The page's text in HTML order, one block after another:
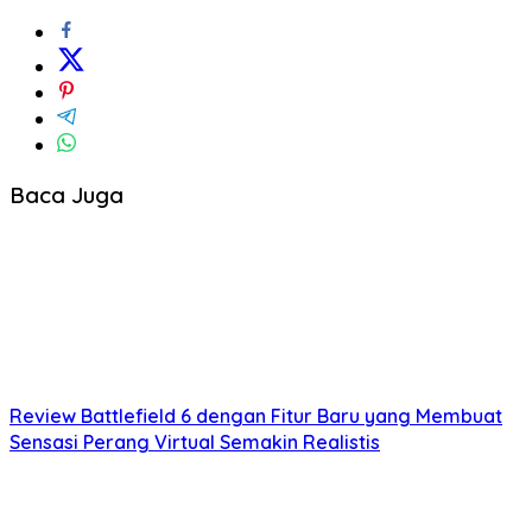
Baca Juga
Review Battlefield 6 dengan Fitur Baru yang Membuat
Sensasi Perang Virtual Semakin Realistis